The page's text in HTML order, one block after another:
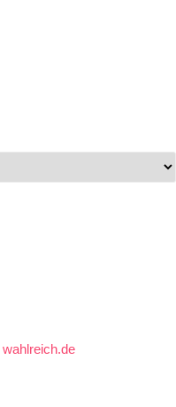
wahlreich.de